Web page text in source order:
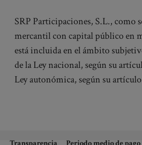
SRP Participaciones, S.L., como
mercantil con capital público en
está incluida en el ámbito
de la Ley nacional, según su
Ley autonómica, según su artículo